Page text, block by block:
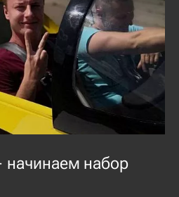
набор